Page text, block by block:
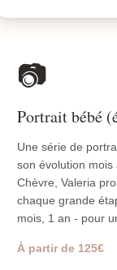
📷
Portrait bébé
Une série de
son évolution mois
Chèvre, Valeria
chaque grande
mois, 1 an - pour
À partir de 125€